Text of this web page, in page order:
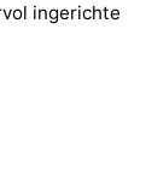
ingerichte